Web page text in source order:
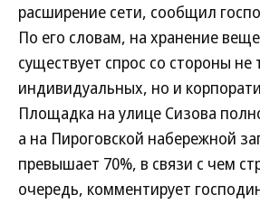
расширение сети, сообщил
По его словам, на хранение
существует спрос со стороны не
индивидуальных, но и
Площадка на улице Сизова
а на Пироговской набережной
превышает 70%, в связи с чем
очередь, комментирует